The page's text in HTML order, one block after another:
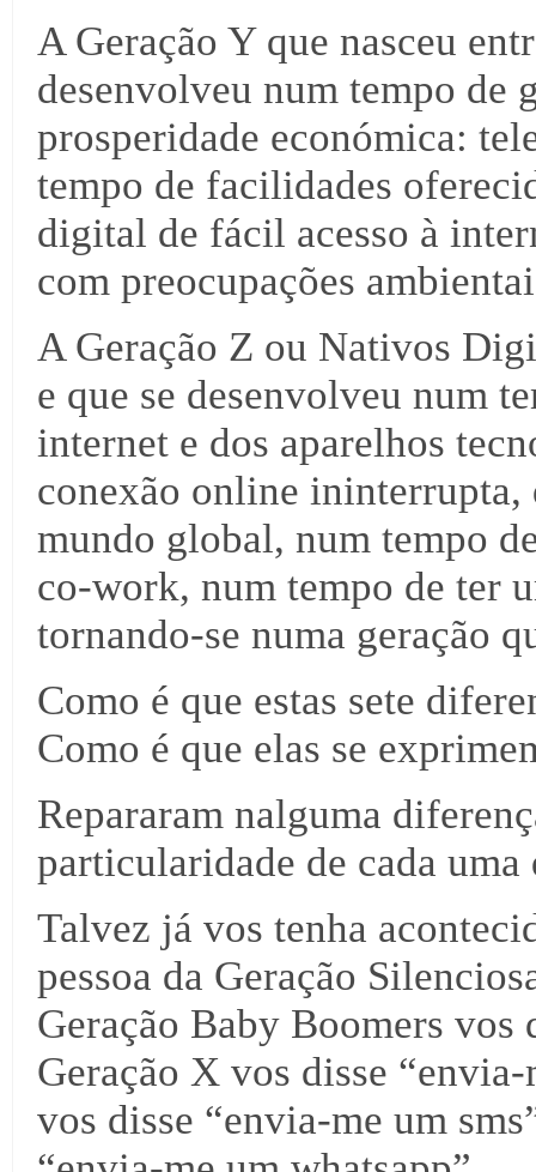
A Geração Y que nasceu
desenvolveu num tempo de
prosperidade económica:
tempo de facilidades
digital de fácil acesso à
com preocupações
A Geração Z ou Nativos
e que se desenvolveu num
internet e dos aparelhos
conexão online ininterrupta,
mundo global, num tempo
co-work, num tempo de ter
tornando-se numa geração
Como é que estas sete
Como é que elas se
Repararam nalguma
particularidade de cada uma
Talvez já vos tenha
pessoa da Geração
Geração Baby Boomers vos
Geração X vos disse
vos disse “envia-me um